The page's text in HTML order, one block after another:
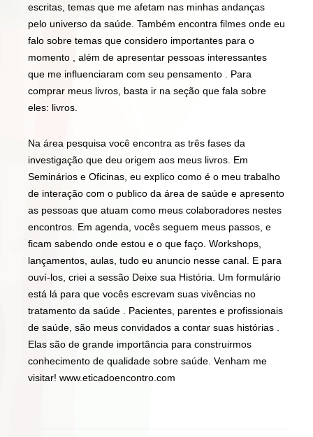
escritas, temas que me afetam nas minhas andanças
pelo universo da saúde. Também encontra filmes onde eu
falo sobre temas que considero importantes para o
momento , além de apresentar pessoas interessantes
que me influenciaram com seu pensamento . Para
comprar meus livros, basta ir na seção que fala sobre
eles: livros.
Na área pesquisa você encontra as três fases da
investigação que deu origem aos meus livros. Em
Seminários e Oficinas, eu explico como é o meu trabalho
de interação com o publico da área de saúde e apresento
as pessoas que atuam como meus colaboradores nestes
encontros. Em agenda, vocês seguem meus passos, e
ficam sabendo onde estou e o que faço. Workshops,
lançamentos, aulas, tudo eu anuncio nesse canal. E para
ouví-los, criei a sessão Deixe sua História. Um formulário
está lá para que vocês escrevam suas vivências no
tratamento da saúde . Pacientes, parentes e profissionais
de saúde, são meus convidados a contar suas histórias .
Elas são de grande importância para construirmos
conhecimento de qualidade sobre saúde. Venham me
visitar! www.eticadoencontro.com